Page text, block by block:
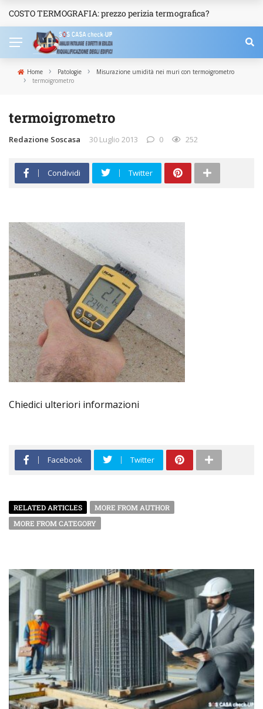
NEWS
COSTO TERMOGRAFIA: prezzo perizia termografica?
Home › Patologie › Misurazione umidità nei muri con termoigrometro
› termoigrometro
termoigrometro
Redazione Soscasa 30 Luglio 2013 0 252
Condividi Twitter
Chiedici ulteriori informazioni
Facebook Twitter
RELATED ARTICLES
MORE FROM AUTHOR
MORE FROM CATEGORY